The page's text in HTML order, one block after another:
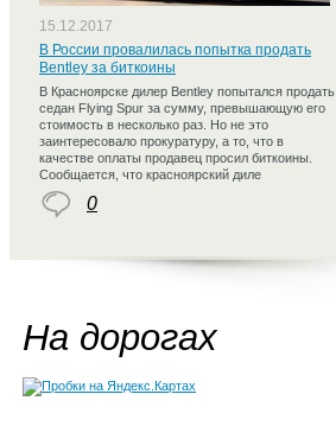
15.12.2017
В России провалилась попытка продать
Bentley за биткоины
В Красноярске дилер Bentley попытался продать
седан Flying Spur за сумму, превышающую его
стоимость в несколько раз. Но не это
заинтересовало прокуратуру, а то, что в
качестве оплаты продавец просил биткоины.
Сообщается, что красноярский диле
0
На дорогах